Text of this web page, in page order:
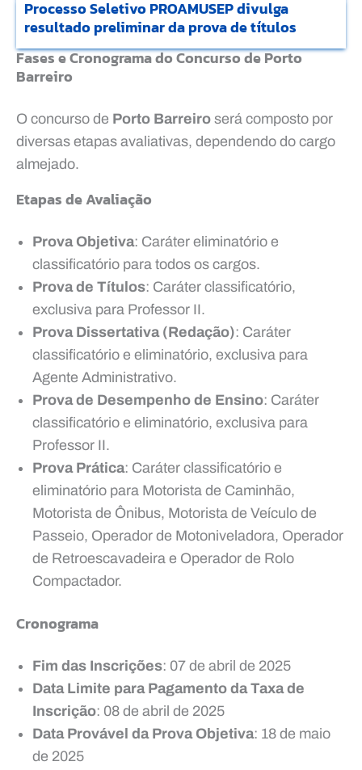
Processo Seletivo PROAMUSEP divulga
resultado preliminar da prova de títulos
Fases e Cronograma do Concurso de Porto
Barreiro
O concurso de Porto Barreiro será composto por
diversas etapas avaliativas, dependendo do cargo
almejado.
Etapas de Avaliação
Prova Objetiva: Caráter eliminatório e
classificatório para todos os cargos.
Prova de Títulos: Caráter classificatório,
exclusiva para Professor II.
Prova Dissertativa (Redação): Caráter
classificatório e eliminatório, exclusiva para
Agente Administrativo.
Prova de Desempenho de Ensino: Caráter
classificatório e eliminatório, exclusiva para
Professor II.
Prova Prática: Caráter classificatório e
eliminatório para Motorista de Caminhão,
Motorista de Ônibus, Motorista de Veículo de
Passeio, Operador de Motoniveladora, Operador
de Retroescavadeira e Operador de Rolo
Compactador.
Cronograma
Fim das Inscrições: 07 de abril de 2025
Data Limite para Pagamento da Taxa de
Inscrição: 08 de abril de 2025
Data Provável da Prova Objetiva: 18 de maio
de 2025